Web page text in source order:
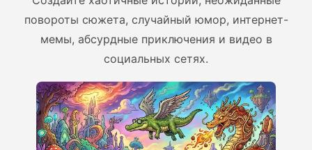
повороты сюжета, случайный юмор, интернет-
мемы, абсурдные приключения и видео в
социальных сетях.